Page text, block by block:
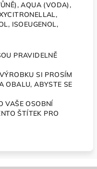
AQUA (VODA),
ISOEUGENOL,
PRAVIDELNĚ
SI PROSÍM
OBALU, ABYSTE SE
VAŠE OSOBNÍ
ŠTÍTEK PRO